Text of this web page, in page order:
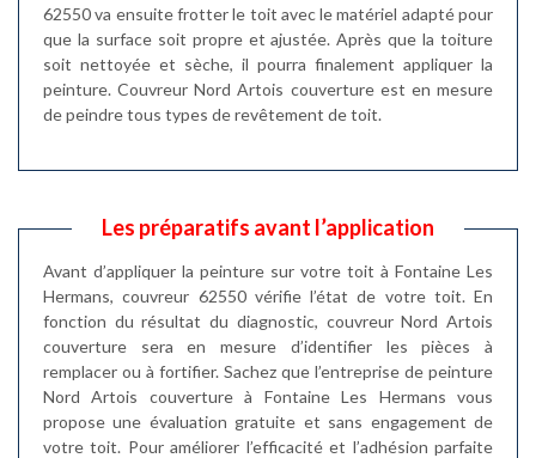
62550 va ensuite frotter le toit avec le matériel adapté pour
que la surface soit propre et ajustée. Après que la toiture
soit nettoyée et sèche, il pourra finalement appliquer la
peinture. Couvreur Nord Artois couverture est en mesure
de peindre tous types de revêtement de toit.
Les préparatifs avant l’application
Avant d’appliquer la peinture sur votre toit à Fontaine Les
Hermans, couvreur 62550 vérifie l’état de votre toit. En
fonction du résultat du diagnostic, couvreur Nord Artois
couverture sera en mesure d’identifier les pièces à
remplacer ou à fortifier. Sachez que l’entreprise de peinture
Nord Artois couverture à Fontaine Les Hermans vous
propose une évaluation gratuite et sans engagement de
votre toit. Pour améliorer l’efficacité et l’adhésion parfaite